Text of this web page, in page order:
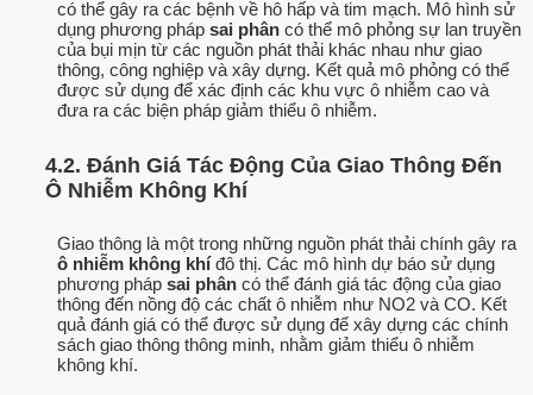
có thể gây ra các bệnh về hô hấp và tim mạch. Mô hình sử
dụng phương pháp sai phân có thể mô phỏng sự lan truyền
của bụi mịn từ các nguồn phát thải khác nhau như giao
thông, công nghiệp và xây dựng. Kết quả mô phỏng có thể
được sử dụng để xác định các khu vực ô nhiễm cao và
đưa ra các biện pháp giảm thiểu ô nhiễm.
4.2. Đánh Giá Tác Động Của Giao Thông Đến
Ô Nhiễm Không Khí
Giao thông là một trong những nguồn phát thải chính gây ra
ô nhiễm không khíđô thị. Các mô hình dự báo sử dụng
phương pháp sai phân có thể đánh giá tác động của giao
thông đến nồng độ các chất ô nhiễm như NO2 và CO. Kết
quả đánh giá có thể được sử dụng để xây dựng các chính
sách giao thông thông minh, nhằm giảm thiểu ô nhiễm
không khí.